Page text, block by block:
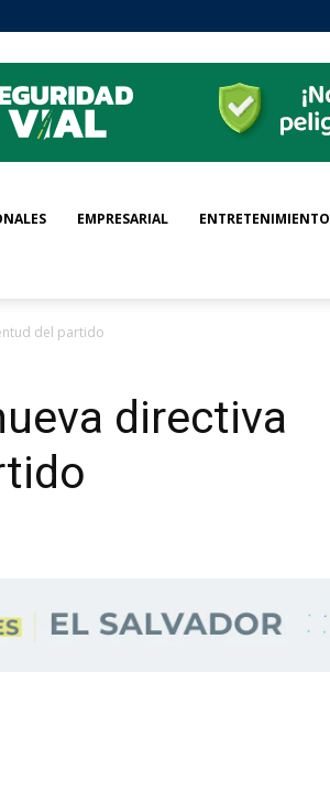
EMPRESARIAL ENTRETENIMIENTO
del partido
directiva